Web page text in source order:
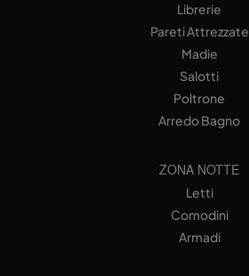
Librerie
Pareti Attrezzate
Madie
Salotti
Poltrone
Arredo Bagno
ZONA NOTTE
Letti
Comodini
Armadi